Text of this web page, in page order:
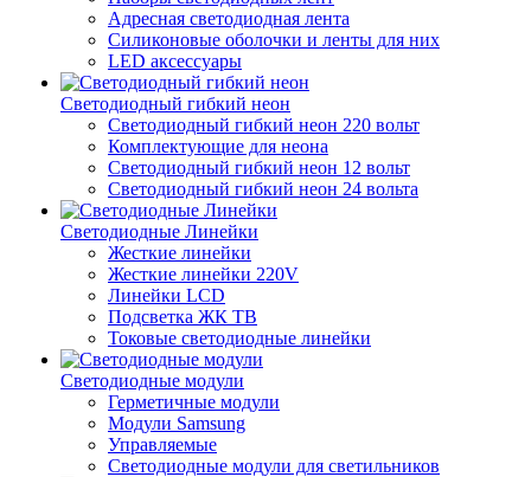
Адресная светодиодная лента
Силиконовые оболочки и ленты для них
LED аксессуары
Светодиодный гибкий неон
Светодиодный гибкий неон 220 вольт
Комплектующие для неона
Светодиодный гибкий неон 12 вольт
Светодиодный гибкий неон 24 вольта
Светодиодные Линейки
Жесткие линейки
Жесткие линейки 220V
Линейки LCD
Подсветка ЖК ТВ
Токовые светодиодные линейки
Светодиодные модули
Герметичные модули
Модули Samsung
Управляемые
Светодиодные модули для светильников